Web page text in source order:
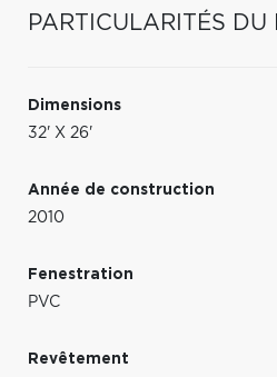
PARTICULARITÉS DU
Dimensions
32' X 26'
Année de construction
2010
Fenestration
PVC
Revêtement